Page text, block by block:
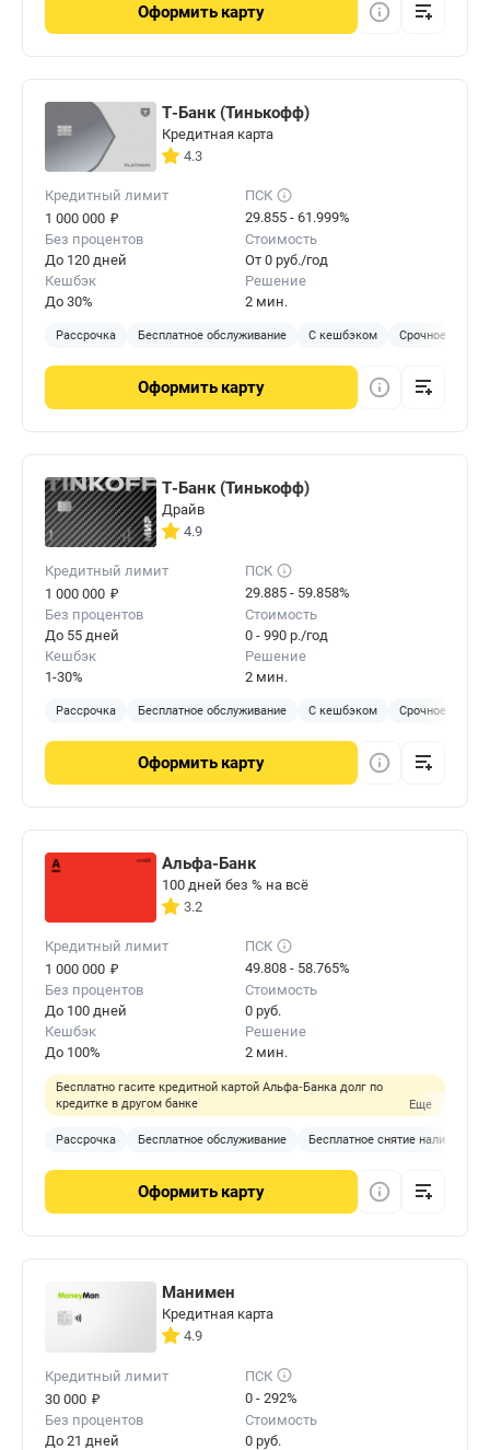
Оформить карту
Т-Банк (Тинькофф)
Кредитная карта
4.3
Кредитный лимит
1 000 000 ₽
ПСК
29.855 - 61.999%
Без процентов
До 120 дней
Стоимость
От 0 руб./год
Кешбэк
До 30%
Решение
2 мин.
Рассрочка Бесплатное обслуживание С кешбэком Срочное
Оформить карту
Т-Банк (Тинькофф)
Драйв
4.9
Кредитный лимит
1 000 000 ₽
ПСК
29.885 - 59.858%
Без процентов
До 55 дней
Стоимость
0 - 990 р./год
Кешбэк
1-30%
Решение
2 мин.
Рассрочка Бесплатное обслуживание С кешбэком Срочное
Оформить карту
Альфа-Банк
100 дней без % на всё
3.2
Кредитный лимит
1 000 000 ₽
ПСК
49.808 - 58.765%
Без процентов
До 100 дней
Стоимость
0 руб.
Кешбэк
До 100%
Решение
2 мин.
Бесплатно гасите кредитной картой Альфа‑Банка долг по
кредитке в другом банке
Еще
Рассрочка Бесплатное обслуживание Бесплатное снятие наличных
Оформить карту
Манимен
Кредитная карта
4.9
Кредитный лимит
30 000 ₽
ПСК
0 - 292%
Без процентов
До 21 дней
Стоимость
0 руб.